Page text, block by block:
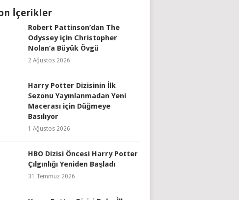
İçerikler
Robert Pattinson’dan The
Odyssey için Christopher
Nolan’a Büyük Övgü
2 Ağustos 2026
Harry Potter Dizisinin İlk
Sezonu Yayınlanmadan Yeni
Macerası için Düğmeye
Basılıyor
1 Ağustos 2026
HBO Dizisi Öncesi Harry Potter
Çılgınlığı Yeniden Başladı
31 Temmuz 2026